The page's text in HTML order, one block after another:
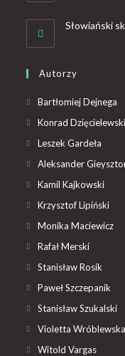
Słowiański
Autorzy
Bartłomiej Dejnega
Konrad Dzięcielewski
Leszek Gardeła
Aleksander
Kamil Kajkowski
Krzysztof Lipiński
Monika Maciewicz
Rafał Merski
Stanisław Rosik
Paweł Szczepanik
Stanisław Szukalski
Violetta Wróblewska
Witold Vargas